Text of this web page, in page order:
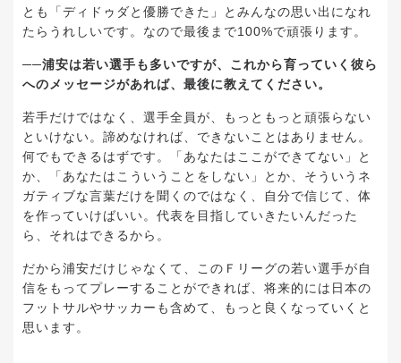
とも「ディドゥダと優勝できた」とみんなの思い出になれ
たらうれしいです。なので最後まで100%で頑張ります。
──浦安は若い選手も多いですが、これから育っていく彼ら
へのメッセージがあれば、最後に教えてください。
若手だけではなく、選手全員が、もっともっと頑張らない
といけない。諦めなければ、できないことはありません。
何でもできるはずです。「あなたはここができてない」と
か、「あなたはこういうことをしない」とか、そういうネ
ガティブな言葉だけを聞くのではなく、自分で信じて、体
を作っていけばいい。代表を目指していきたいんだった
ら、それはできるから。
だから浦安だけじゃなくて、このＦリーグの若い選手が自
信をもってプレーすることができれば、将来的には日本の
フットサルやサッカーも含めて、もっと良くなっていくと
思います。